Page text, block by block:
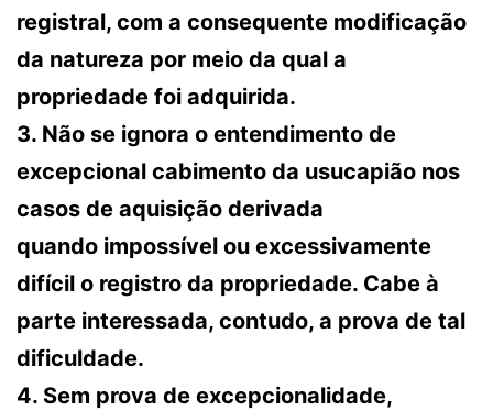
registral, com a consequente modificação
da natureza por meio da qual a
propriedade foi adquirida.
3. Não se ignora o entendimento de
excepcional cabimento da usucapião nos
casos de aquisição derivada
quando impossível ou excessivamente
difícil o registro da propriedade. Cabe à
parte interessada, contudo, a prova de tal
dificuldade.
4. Sem prova de excepcionalidade,